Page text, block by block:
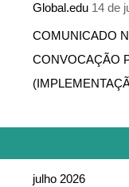
Global.edu 14 de
COMUNICADO
CONVOCAÇÃO
julho 2026